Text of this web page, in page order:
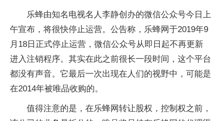
乐蜂由知名电视名人李静创办的微信公众号今日上
午宣布，将很快停止运营。公告称，乐蜂网于2019年9
月18日正式停止运营， 微信公众号从即日起不再更新
进入注销程序。其实在此之前很长一段时间，这个平台
都没有声音。它最后一次出现在人们的视野中，可能是
在2014年被唯品收购的。
值得注意的是，在乐蜂网转让股权，控制权之前，